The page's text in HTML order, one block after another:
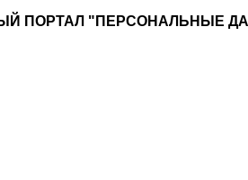
ПОРТАЛ "ПЕРСОНАЛЬНЫЕ